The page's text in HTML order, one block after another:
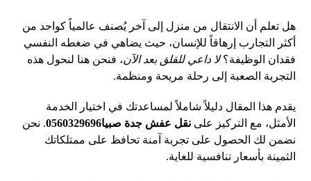
هل تعلم أن الانتقال من منزل إلى آخر يُصنف عالمياً كواحد من
أكثر التجارب إرهاقاً للإنسان، حيث يضاهي في ضغطه النفسي
فقدان الوظيفة؟لا داعي للقلق بعد الآن، فنحن هنا لنحول هذه
التجربة الصعبة إلى رحلة مريحة ومنظمة.
يقدم هذا المقال دليلاً شاملاً لمساعدتك في اختيار الخدمة
الأمثل، مع التركيز علىنقل عفش جدة صبيا0560329696
. نحن
نضمن لك الحصول على تجربة آمنة تحافظ على ممتلكاتك
الثمينة بأسعار تنافسية للغاية.